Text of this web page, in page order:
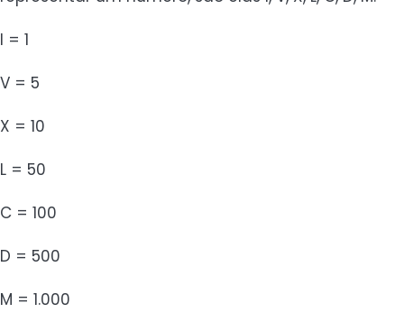
I = 1
V = 5
X = 10
L = 50
C = 100
D = 500
M = 1.000